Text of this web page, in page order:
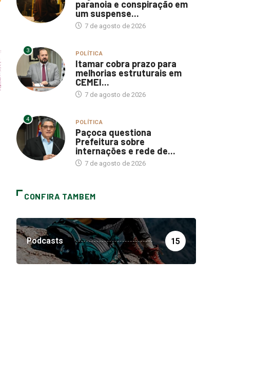
paranoia e conspiração em
um suspense...
7 de agosto de 2026
3 POLÍTICA
Itamar cobra prazo para
melhorias estruturais em
CEMEI...
7 de agosto de 2026
4 POLÍTICA
Paçoca questiona
Prefeitura sobre
internações e rede de...
7 de agosto de 2026
CONFIRA TAMBEM
Podcasts 15